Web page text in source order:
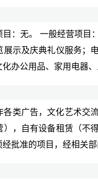
目：无。 一般经营项目
示及庆典礼仪服务；
办公用品、家用电器
各类广告，文化艺术交
，自有设备租赁（不
批准的项目，经相关部